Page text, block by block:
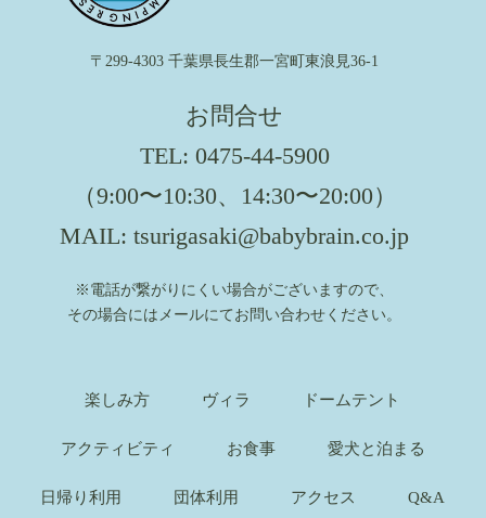
〒299-4303 千葉県長生郡一宮町東浪見36-1
お問合せ
TEL: 0475-44-5900
（9:00〜10:30、14:30〜20:00）
MAIL:tsurigasaki@babybrain.co.jp
※電話が繋がりにくい場合がございますので、
その場合にはメールにてお問い合わせください。
楽しみ方 ヴィラ ドームテント
アクティビティ お食事 愛犬と泊まる
日帰り利用 団体利用 アクセス Q&A